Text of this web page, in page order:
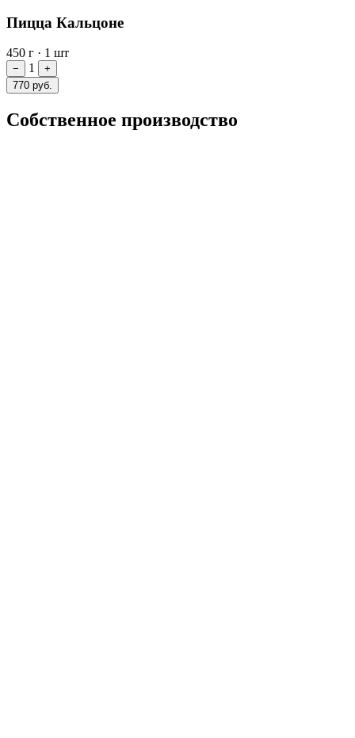
Пицца Кальцоне
450 г · 1 шт
− 1
+
770 руб.
Собственное производство